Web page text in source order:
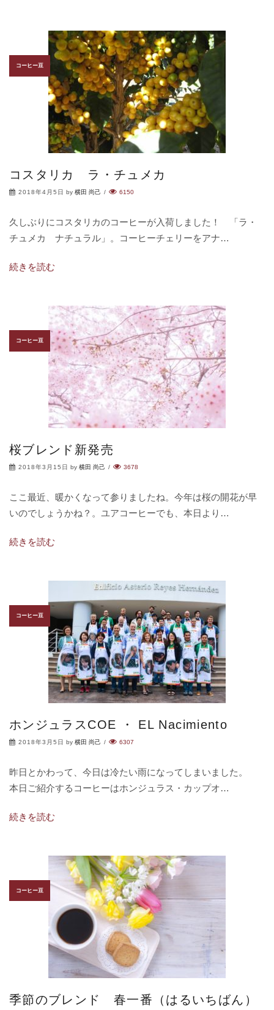
コーヒー豆
コスタリカ ラ・チュメカ
2018年4月5日 by 横田 尚己 / 6150
久しぶりにコスタリカのコーヒーが入荷しました！ 「ラ・
チュメカ ナチュラル」。コーヒーチェリーをアナ…
続きを読む
コーヒー豆
桜ブレンド新発売
2018年3月15日 by 横田 尚己 / 3678
ここ最近、暖かくなって参りましたね。今年は桜の開花が早
いのでしょうかね？。ユアコーヒーでも、本日より…
続きを読む
コーヒー豆
ホンジュラスCOE ・ EL Nacimiento
2018年3月5日 by 横田 尚己 / 6307
昨日とかわって、今日は冷たい雨になってしまいました。
本日ご紹介するコーヒーはホンジュラス・カップオ…
続きを読む
コーヒー豆
季節のブレンド 春一番（はるいちばん）